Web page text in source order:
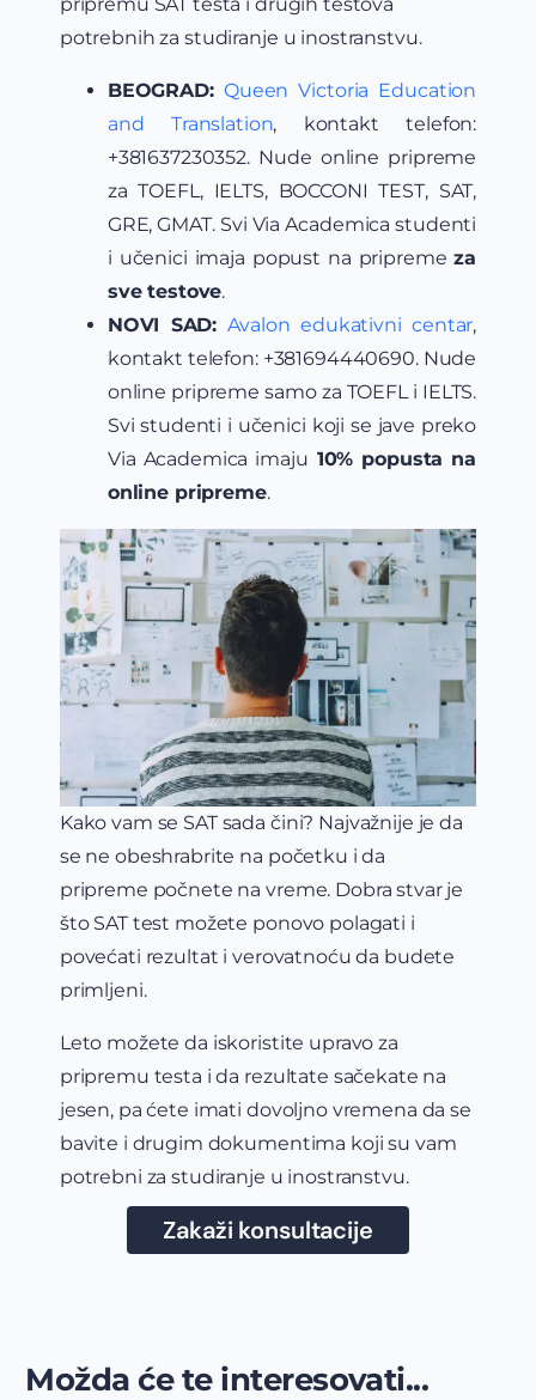
potrebnih za studiranje u inostranstvu.
BEOGRAD: Queen Victoria Education
and Translation, kontakt telefon:
+381637230352. Nude online pripreme
za TOEFL, IELTS, BOCCONI TEST, SAT,
GRE, GMAT. Svi Via Academica studenti
i učenici imaja popust na pripremeza
sve testove.
NOVI SAD: Avalon edukativni centar,
kontakt telefon: +381694440690. Nude
online pripreme samo za TOEFL i IELTS.
Svi studenti i učenici koji se jave preko
Via Academica imaju 10% popusta na
online pripreme.
Kako vam se SAT sada čini? Najvažnije je da
se ne obeshrabrite na početku i da
pripreme počnete na vreme. Dobra stvar je
što SAT test možete ponovo polagati i
povećati rezultat i verovatnoću da budete
primljeni.
Leto možete da iskoristite upravo za
pripremu testa i da rezultate sačekate na
jesen, pa ćete imati dovoljno vremena da se
bavite i drugim dokumentima koji su vam
potrebni za studiranje u inostranstvu.
Zakaži konsultacije
Možda će te interesovati...